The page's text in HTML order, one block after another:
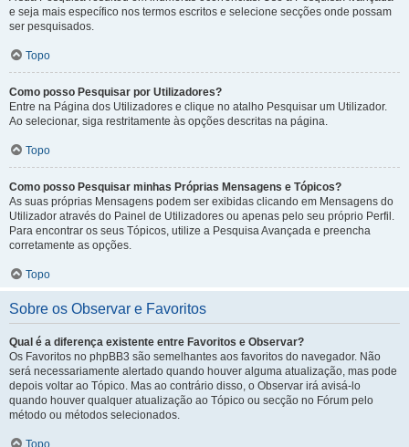
e seja mais específico nos termos escritos e selecione secções onde possam
ser pesquisados.
Topo
Como posso Pesquisar por Utilizadores?
Entre na Página dos Utilizadores e clique no atalho Pesquisar um Utilizador.
Ao selecionar, siga restritamente às opções descritas na página.
Topo
Como posso Pesquisar minhas Próprias Mensagens e Tópicos?
As suas próprias Mensagens podem ser exibidas clicando em Mensagens do
Utilizador através do Painel de Utilizadores ou apenas pelo seu próprio Perfil.
Para encontrar os seus Tópicos, utilize a Pesquisa Avançada e preencha
corretamente as opções.
Topo
Sobre os Observar e Favoritos
Qual é a diferença existente entre Favoritos e Observar?
Os Favoritos no phpBB3 são semelhantes aos favoritos do navegador. Não
será necessariamente alertado quando houver alguma atualização, mas pode
depois voltar ao Tópico. Mas ao contrário disso, o Observar irá avisá-lo
quando houver qualquer atualização ao Tópico ou secção no Fórum pelo
método ou métodos selecionados.
Topo